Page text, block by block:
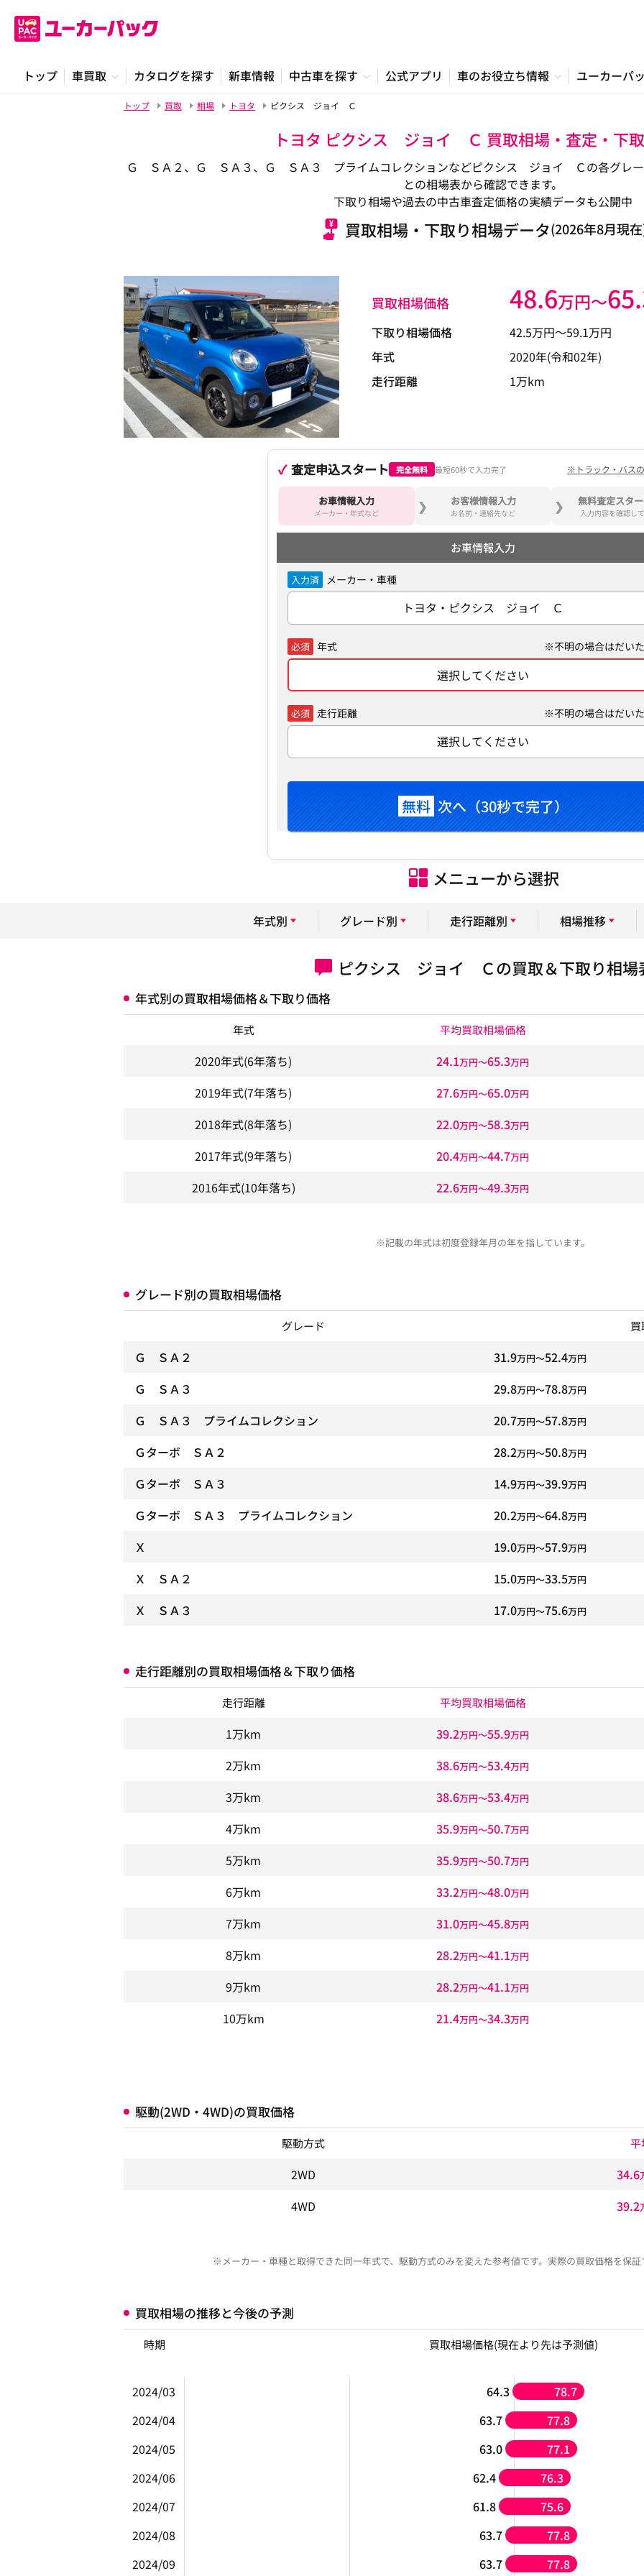
トップ 車買取 カタログを探す 新車情報 中古車を探す 公式アプリ 車のお役立ち情報 ユーカーパ
トップ 買取 相場 トヨタ ピクシス ジョイ Ｃ
トヨタ ピクシス ジョイ Ｃ 買取相場・査定・下
Ｇ ＳＡ２、Ｇ ＳＡ３、Ｇ ＳＡ３ プライムコレクションなどピクシス ジョイ Ｃの各グレー
との相場表から確認できます。
下取り相場や過去の中古車査定価格の実績データも公開中
買取相場・下取り相場データ(2026年8月現
買取相場価格 48.6万円〜
下取り相場価格 42.5万円〜59.1万円
年式
2020年(令和02年)
走行距離
1万km
査定申込スタート 完全無料 最短60秒で入力完了 ※トラック・バス
お車情報入力
メーカー・年式など
お客様情報入力
お名前・連絡先など
無料査定スター
入力内容を確認し
お車情報入力
入力済 メーカー・車種
トヨタ・ピクシス ジョイ Ｃ
必須 年式 ※不明の場合はだい
選択してください
必須 走行距離 ※不明の場合はだい
選択してください
無料 次へ（30秒で完了）
メニューから選択
年式別 グレード別 走行距離別 相場推移
ピクシス ジョイ Ｃの買取＆下取り相場
年式別の買取相場価格＆下取り価格
年式 平均買取相場価格
2020年式(6年落ち) 24.1万円〜65.3万円
2019年式(7年落ち) 27.6万円〜65.0万円
2018年式(8年落ち) 22.0万円〜58.3万円
2017年式(9年落ち) 20.4万円〜44.7万円
2016年式(10年落ち) 22.6万円〜49.3万円
※記載の年式は初度登録年月の年を指しています。
グレード別の買取相場価格
グレード
Ｇ ＳＡ２ 31.9万円〜52.4万円
Ｇ ＳＡ３ 29.8万円〜78.8万円
Ｇ ＳＡ３ プライムコレクション 20.7万円〜57.8万円
Ｇターボ ＳＡ２ 28.2万円〜50.8万円
Ｇターボ ＳＡ３ 14.9万円〜39.9万円
Ｇターボ ＳＡ３ プライムコレクション 20.2万円〜64.8万円
Ｘ 19.0万円〜57.9万円
Ｘ ＳＡ２ 15.0万円〜33.5万円
Ｘ ＳＡ３ 17.0万円〜75.6万円
走行距離別の買取相場価格＆下取り価格
走行距離 平均買取相場価格
1万km 39.2万円〜55.9万円
2万km 38.6万円〜53.4万円
3万km 38.6万円〜53.4万円
4万km 35.9万円〜50.7万円
5万km 35.9万円〜50.7万円
6万km 33.2万円〜48.0万円
7万km 31.0万円〜45.8万円
8万km 28.2万円〜41.1万円
9万km 28.2万円〜41.1万円
10万km 21.4万円〜34.3万円
駆動(2WD・4WD)の買取価格
駆動方式 平
2WD 34.6
4WD 39.2
※メーカー・車種と取得できた同一年式で、駆動方式のみを変えた参考値です。実際の買取価格を保証
買取相場の推移と今後の予測
時期 買取相場価格(現在より先は予測値)
2024/03
64.3
78.7
2024/04
63.7
77.8
2024/05
63.0
77.1
2024/06
62.4
76.3
2024/07
61.8
75.6
2024/08
63.7
77.8
2024/09
63.7 77.8